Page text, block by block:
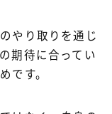
やり取りを通じ
期待に合ってい
です。